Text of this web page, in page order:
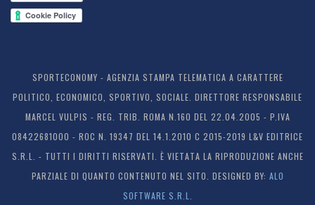
SPORTECONOMY - AGENZIA STAMPA TELEMATICA A CARATTERE
POLITICO, ECONOMICO, SPORTIVO, SOCIALE. DIRETTORE RESPONSABILE
MARCEL VULPIS - REG. TRIB. ROMA N.160 DEL 22.04.2005 - P.IVA
08422681000 - ROC N. 19347 DEL 14.1.2010 C 2015-2019 L&V EDITRICE
S.R.L. - TUTTI I DIRITTI RISERVATI. È VIETATA LA RIPRODUZIONE ANCHE
PARZIALE DI QUANTO CONTENUTO NEL SITO. DESIGNED BY: ALO
SOFTWARE S.R.L.